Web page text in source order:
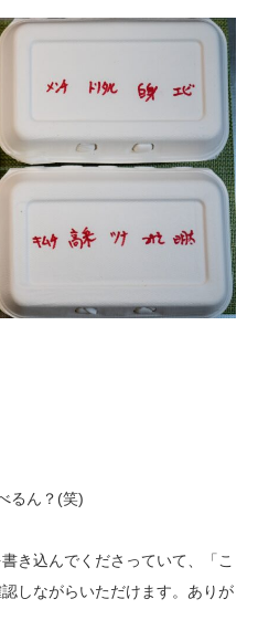
るん？(笑)
き込んでくださっていて、「こ
しながらいただけます。ありが